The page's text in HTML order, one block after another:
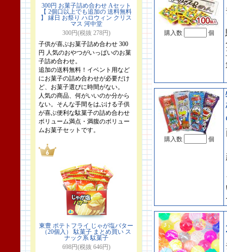
300円 お菓子詰め合わせ Aセット
【 2個口以上でも追加の 送料無料
】 縁日 お祭り ハロウィン クリス
マス 河中堂
300円(税抜 278円)
子供が喜ぶお菓子詰め合わせ 300
円 人気のおやつがいっぱいのお菓
子詰め合わせ。
追加の送料無料！イベント用など
にお菓子の詰め合わせが必要だけ
ど、お菓子選びに時間がない。
人気の商品、何がいいのか分から
ない。そんな手間をはぶける子供
が喜ぶ便利な駄菓子の詰め合わせ
ボリューム満点・満腹のボリュー
ムお菓子セットです。
東豊 ポテトフライ じゃが塩バター
（20個入） 駄菓子 まとめ買い ス
ナック系 駄菓子
698円(税抜 646円)
購入数 個
購入数 個